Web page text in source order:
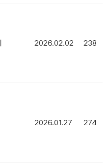
2026.02.02 238
2026.01.27 274